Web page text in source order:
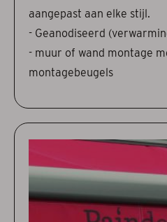
aangepast aan elke stijl.
- Geanodiseerd
- muur of wand montage
montagebeugels